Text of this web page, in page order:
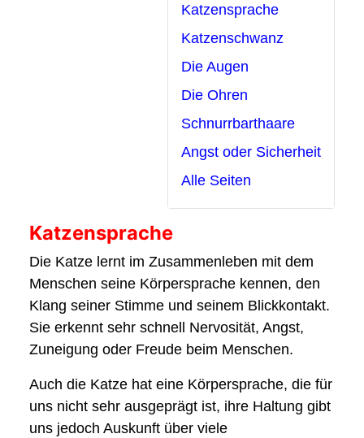
Katzensprache
Katzenschwanz
Die Augen
Die Ohren
Schnurrbarthaare
Angst oder Sicherheit
Alle Seiten
Katzensprache
Die Katze lernt im Zusammenleben mit dem
Menschen seine Körpersprache kennen, den
Klang seiner Stimme und seinem Blickkontakt.
Sie erkennt sehr schnell Nervosität, Angst,
Zuneigung oder Freude beim Menschen.
Auch die Katze hat eine Körpersprache, die für
uns nicht sehr ausgeprägt ist, ihre Haltung gibt
uns jedoch Auskunft über viele